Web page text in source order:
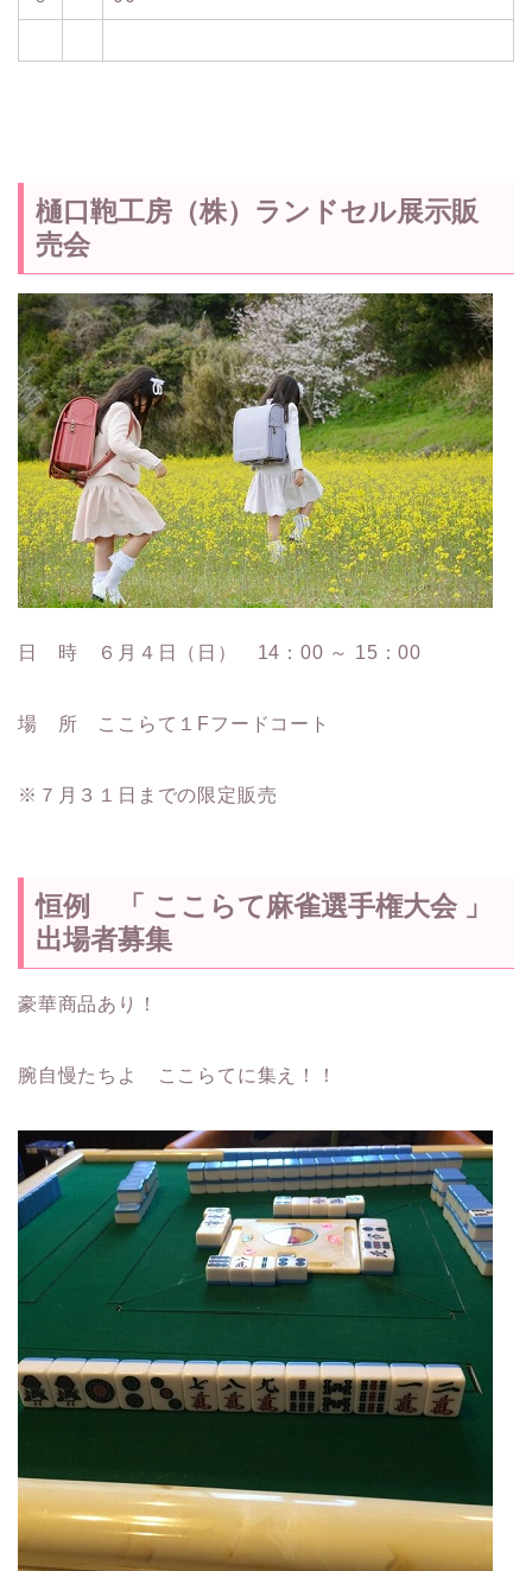
樋口鞄工房（株）ランドセル展示販
売会
日 時 ６月４日（日） 14：00 ～ 15：00
場 所 ここらて１Fフードコート
※７月３１日までの限定販売
恒例 「 ここらて麻雀選手権大会 」
出場者募集
豪華商品あり！
腕自慢たちよ ここらてに集え！！